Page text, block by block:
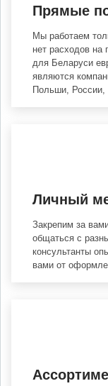
Прямые
Мы работаем
нет расходов на
для Беларуси
являются
Польши, России,
Личный
Закрепим за
общаться с
консультанты
вами от